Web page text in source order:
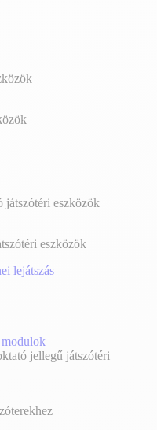
játszótéri eszközök
eszközök
lejátszás
jellegű játszótéri